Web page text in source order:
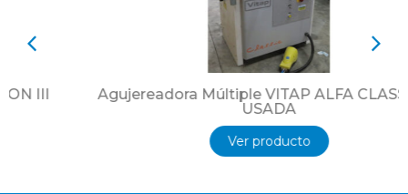
Industria Italiana. Año 1994.
Usada revisionada en excelente estado de
Exhibición en Olivos, Buenos Aires Argentina
Agujereadora Múltiple VITAP ALFA CLASSIC 21
Ver producto